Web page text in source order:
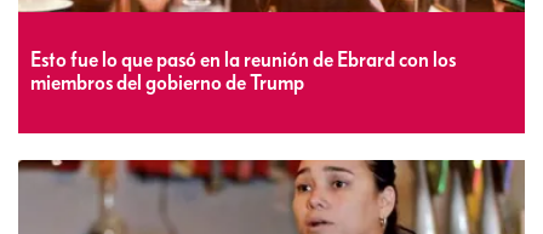
Esto fue lo que pasó en la reunión de Ebrard con los
miembros del gobierno de Trump